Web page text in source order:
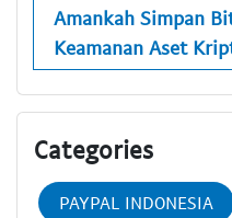
Amankah Simpan
Keamanan Aset
Categories
PAYPAL INDONESIA